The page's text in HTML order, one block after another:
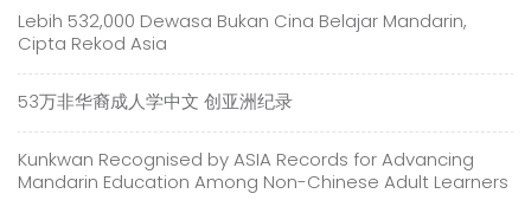
Lebih 532,000 Dewasa Bukan Cina Belajar Mandarin,
Cipta Rekod Asia
53万非华裔成人学中文 创亚洲纪录
Kunkwan Recognised by ASIA Records for Advancing
Mandarin Education Among Non-Chinese Adult Learners